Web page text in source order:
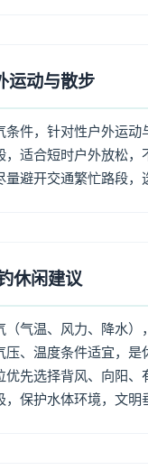
运动与散步
条件，针对性户外运动
，适合短时户外放松，
量避开交通繁忙路段，
休闲建议
（气温、风力、降水）
压、温度条件适宜，
优先选择背风、向阳
保护水体环境，文明